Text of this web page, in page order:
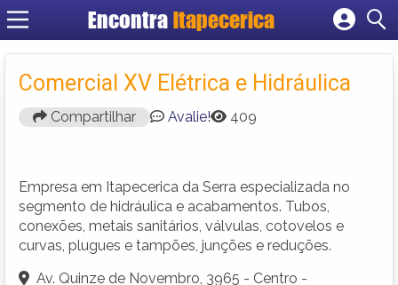
Encontra Itapecerica
Cadastrar empresa
Criar conta
Comercial XV Elétrica e Hidráulica
Compartilhar Avalie! 409
Empresa em Itapecerica da Serra especializada no
segmento de hidráulica e acabamentos. Tubos,
conexões, metais sanitários, válvulas, cotovelos e
curvas, plugues e tampões, junções e reduções.
Av. Quinze de Novembro, 3965 - Centro -